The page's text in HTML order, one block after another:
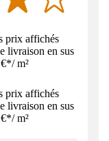
prix affichés
livraison en sus
*/ m²
prix affichés
livraison en sus
*/ m²